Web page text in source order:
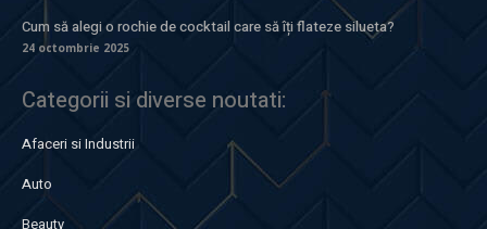
Cum să alegi o rochie de cocktail care să îți flateze silueta?
24 octombrie 2025
Categorii si diverse noutati:
Afaceri si Industrii
Auto
Beauty